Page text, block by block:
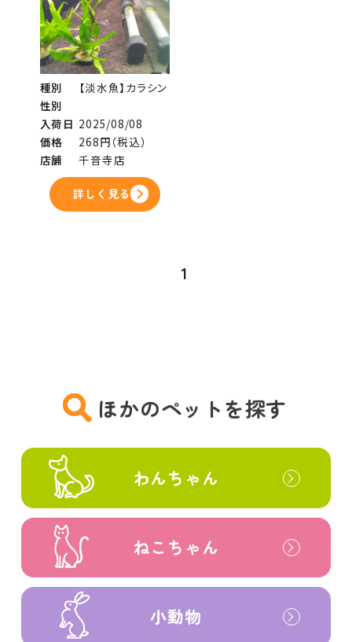
種別
【淡水魚】カラシン
性別
入荷日 2025/08/08
価格
268円（税込）
店舗
千音寺店
詳しく見る
1
ほかのペットを探す
わんちゃん
ねこちゃん
小動物